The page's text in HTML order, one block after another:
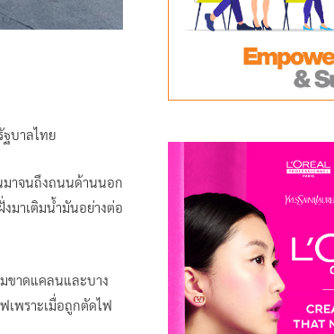
บาลไทย
มาจนถึงถนนด้านนอก
มาเติมน้ำมันอย่างต่อ
ขาดแคลนและบาง
เพราะเมื่อถูกตัดไฟ